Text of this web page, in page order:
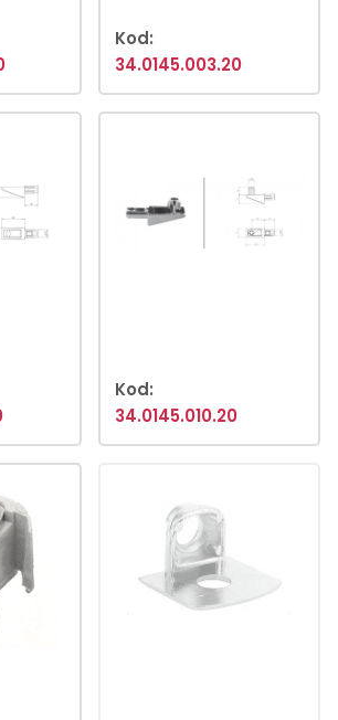
Kod:
34.0145.003.20
Kod:
34.0145.010.20